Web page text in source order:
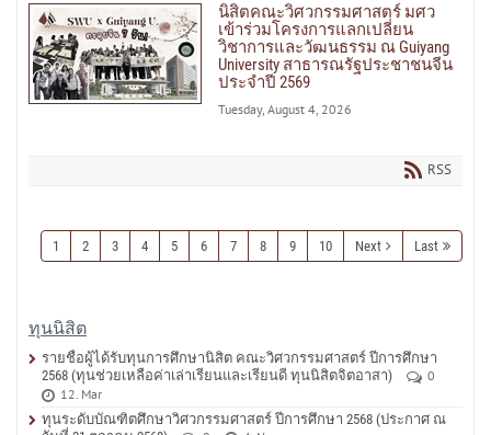
นิสิตคณะวิศวกรรมศาสตร์ มศว
เข้าร่วมโครงการแลกเปลี่ยน
วิชาการและวัฒนธรรม ณ Guiyang
University สาธารณรัฐประชาชนจีน
ประจำปี 2569
Tuesday, August 4, 2026
RSS
1 2 3 4 5 6 7 8 9 10 Next Last
ทุนนิสิต
รายชื่อผู้ได้รับทุนการศึกษานิสิต คณะวิศวกรรมศาสตร์ ปีการศึกษา
2568 (ทุนช่วยเหลือค่าเล่าเรียนและเรียนดี ทุนนิสิตจิตอาสา)
0
12. Mar
ทุนระดับบัณฑิตศึกษาวิศวกรรมศาสตร์ ปีการศึกษา 2568 (ประกาศ ณ